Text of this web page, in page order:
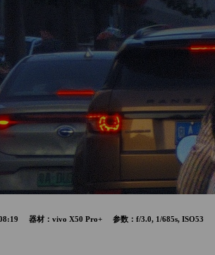
器材：vivo X50 Pro+ 参数：f/3.0, 1/685s, ISO53